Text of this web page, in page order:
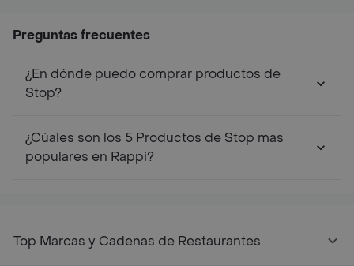
Preguntas frecuentes
¿En dónde puedo comprar productos de
Stop?
¿Cúales son los 5 Productos de Stop mas
populares en Rappi?
Top Marcas y Cadenas de Restaurantes